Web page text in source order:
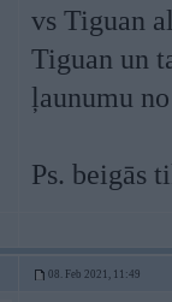
vs Tiguan
Tiguan un
ļaunumu
Ps. beigās
08. Feb 2021, 11:49